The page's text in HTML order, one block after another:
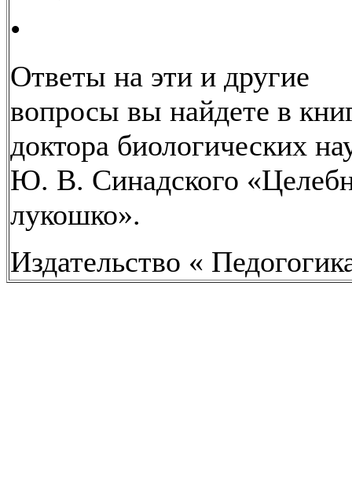
•
Ответы на эти и другие
вопросы вы найдете в
доктора биологических
Ю. В. Синадского
лукошко».
Издательство «